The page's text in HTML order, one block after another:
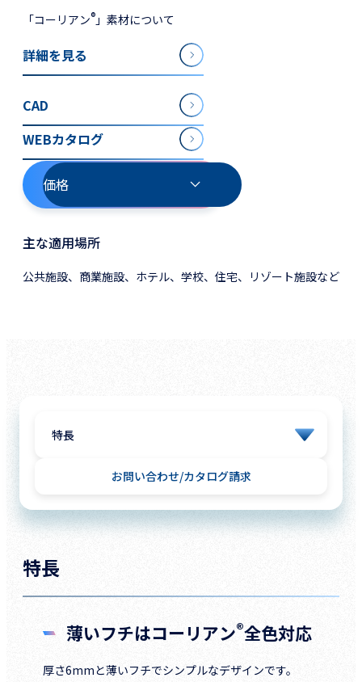
「コーリアン® 」素材について
詳細を見る
CAD
WEBカタログ
価格
主な適用場所
公共施設、商業施設、ホテル、学校、住宅、リゾート施設など
お問い合わせ カタログ請求
特長
薄いフチはコーリアン®全色対応
厚さ6mmと薄いフチでシンプルなデザインです。